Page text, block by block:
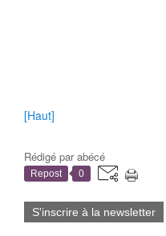
[Haut]
Rédigé parabécé
Repost 0
S'inscrire à la newsletter